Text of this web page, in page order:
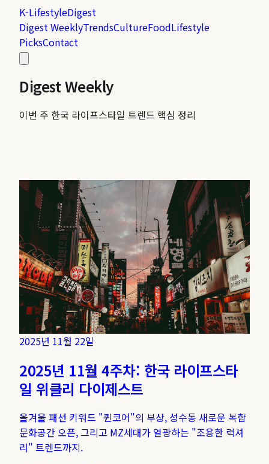
K-LifestyleDigest
Digest WeeklyTrendsCultureFoodLifestyle
PicksContact
Digest Weekly
이번 주 한국 라이프스타일 트렌드 핵심 정리
2025년 11월 22일
2025년 11월 4주차: 한국 라이프스타
일 위클리 다이제스트
올겨울 패션 키워드 "퀸코어"의 부상, 성수동 새로운 복합
문화공간 오픈, 그리고 MZ세대가 열광하는 "조용한 럭셔
리" 트렌드까지.